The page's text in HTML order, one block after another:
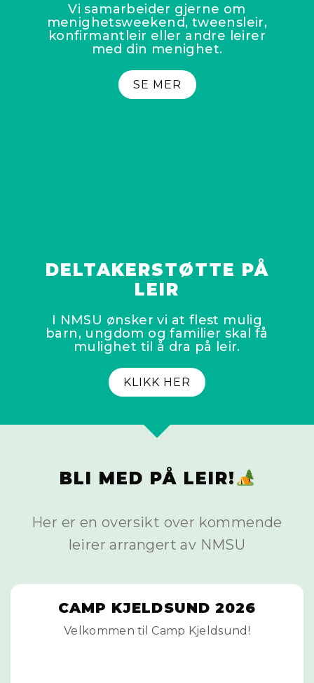
Vi samarbeider gjerne om
menighetsweekend, tweensleir,
konfirmantleir eller andre leirer
med din menighet.
SE MER
DELTAKERSTØTTE PÅ
LEIR
I NMSU ønsker vi at flest mulig
barn, ungdom og familier skal få
mulighet til å dra på leir.
KLIKK HER
BLI MED PÅ LEIR!
Her er en oversikt over kommende
leirer arrangert av NMSU
CAMP KJELDSUND 2026
Velkommen til Camp Kjeldsund!